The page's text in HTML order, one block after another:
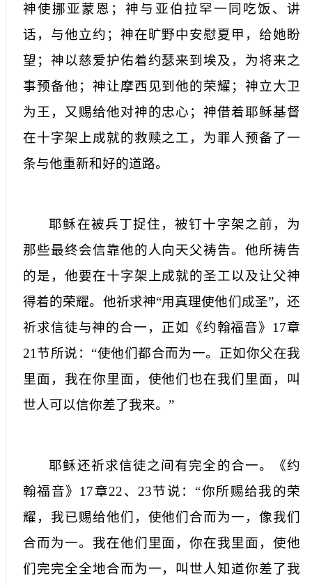
神使挪亚蒙恩；神与亚伯拉罕一同吃饭、讲
话，与他立约；神在旷野中安慰夏甲，给她盼
望；神以慈爱护佑着约瑟来到埃及，为将来之
事预备他；神让摩西见到他的荣耀；神立大卫
为王，又赐给他对神的忠心；神借着耶稣基督
在十字架上成就的救赎之工，为罪人预备了一
条与他重新和好的道路。
耶稣在被兵丁捉住，被钉十字架之前，为
那些最终会信靠他的人向天父祷告。他所祷告
的是，他要在十字架上成就的圣工以及让父神
得着的荣耀。他祈求神“用真理使他们成圣”，还
祈求信徒与神的合一，正如《约翰福音》 17章
21 节所说：“使他们都合而为一。正如你父在我
里面，我在你里面，使他们也在我们里面，叫
世人可以信你差了我来。”
耶稣还祈求信徒之间有完全的合一。《约
翰福音》 17章22、 23节说：“你所赐给我的荣
耀，我已赐给他们，使他们合而为一，像我们
合而为一。我在他们里面，你在我里面，使他
们完完全全地合而为一，叫世人知道你差了我